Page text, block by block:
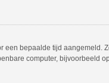
een bepaalde tijd aangemeld.
computer, bijvoorbeeld